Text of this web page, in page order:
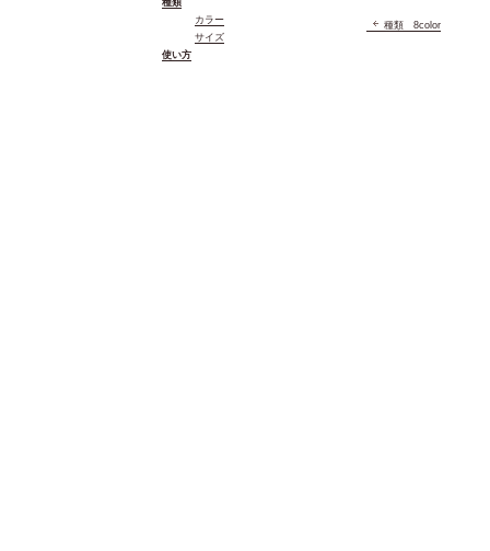
種類 8color
種類
カラー
サイズ
使い方